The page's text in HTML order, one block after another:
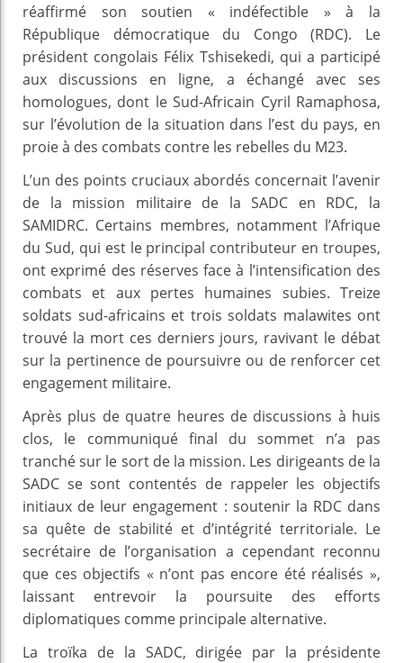
réaffirmé son soutien « indéfectible » à la
République démocratique du Congo (RDC). Le
président congolais Félix Tshisekedi, qui a participé
aux discussions en ligne, a échangé avec ses
homologues, dont le Sud-Africain Cyril Ramaphosa,
sur l’évolution de la situation dans l’est du pays, en
proie à des combats contre les rebelles du M23.
L’un des points cruciaux abordés concernait l’avenir
de la mission militaire de la SADC en RDC, la
SAMIDRC. Certains membres, notamment l’Afrique
du Sud, qui est le principal contributeur en troupes,
ont exprimé des réserves face à l’intensification des
combats et aux pertes humaines subies. Treize
soldats sud-africains et trois soldats malawites ont
trouvé la mort ces derniers jours, ravivant le débat
sur la pertinence de poursuivre ou de renforcer cet
engagement militaire.
Après plus de quatre heures de discussions à huis
clos, le communiqué final du sommet n’a pas
tranché sur le sort de la mission. Les dirigeants de la
SADC se sont contentés de rappeler les objectifs
initiaux de leur engagement : soutenir la RDC dans
sa quête de stabilité et d’intégrité territoriale. Le
secrétaire de l’organisation a cependant reconnu
que ces objectifs « n’ont pas encore été réalisés »,
laissant entrevoir la poursuite des efforts
diplomatiques comme principale alternative.
La troïka de la SADC, dirigée par la présidente